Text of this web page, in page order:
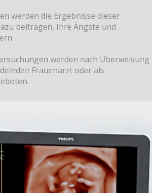
werden die Ergebnisse dieser
beitragen, Ihre Ängste und
werden nach Überweisung
Frauenarzt oder als